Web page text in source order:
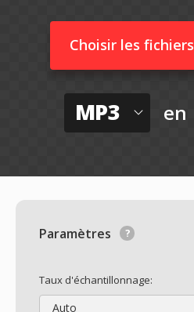
Choisir les fichiers
MP3 en
Paramètres
Taux d'échantillonnage:
Auto